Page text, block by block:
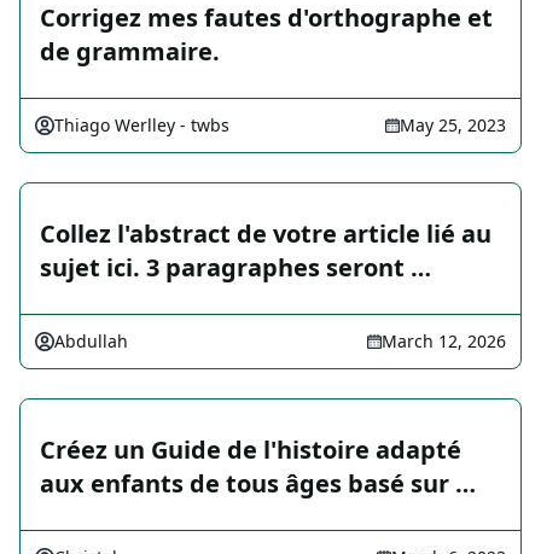
Corrigez mes fautes d'orthographe et
de grammaire.
Thiago Werlley - twbs May 25, 2023
Collez l'abstract de votre article lié au
sujet ici. 3 paragraphes seront …
Abdullah March 12, 2026
Créez un Guide de l'histoire adapté
aux enfants de tous âges basé sur …